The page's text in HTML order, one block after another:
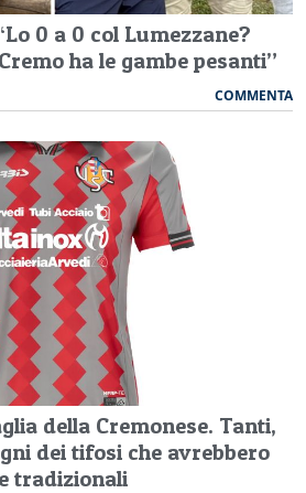
0 a 0 col Lumezzane?
ha le gambe pesanti”
COMMENTA
della Cremonese. Tanti,
dei tifosi che avrebbero
tradizionali